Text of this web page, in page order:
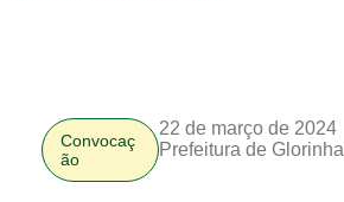
Convocaç
ão
22 de março de 2024
Prefeitura de Glorinha